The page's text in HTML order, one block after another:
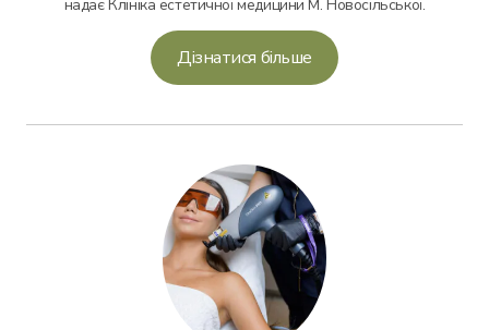
надає Клініка естетичної медицини М. Новосільської.
Дізнатися більше